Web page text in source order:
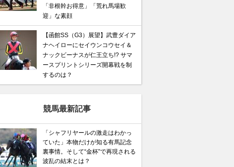
「非根幹お得意」「荒れ馬場歓
迎」な素顔
【函館SS（G3）展望】武豊ダイア
ナヘイローにセイウンコウセイ＆
ナックビーナスが仁王立ち!? サマ
ースプリントシリーズ開幕戦を制
するのは？
競馬最新記事
「シャフリヤールの激走はわかっ
ていた」本物だけが知る有馬記念
裏事情。そして“金杯”で再現される
波乱の結末とは？